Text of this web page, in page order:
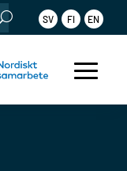
SV FI EN